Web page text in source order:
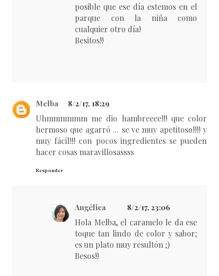
posible que ese día estemos en el
parque con la niña como
cualquier otro día!
Besitos!!
Melba 8/2/17, 18:29
Uhmmmmmm me dio hambreeee!!! que color
hermoso que agarró ... se ve muy apetitoso!!!! y
muy fácil!!! con pocos ingredientes se pueden
hacer cosas maravillosassss
Responder
Angélica 8/2/17, 23:06
Hola Melba, el caramelo le da ese
toque tan lindo de color y sabor;
es un plato muy resultón ;)
Besos!!